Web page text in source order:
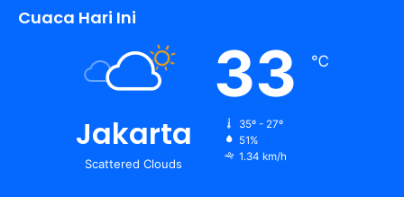
Cuaca Hari Ini
Jakarta
Scattered Clouds
33 ℃
35º - 27º
51%
1.34 km/h